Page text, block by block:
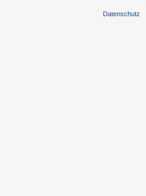
Datenschutz